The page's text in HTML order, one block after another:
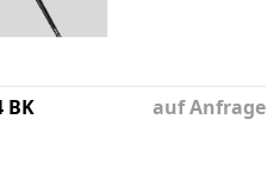
BK
auf Anfrage